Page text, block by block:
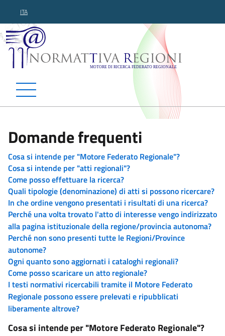
ITA
Normattiva Regioni -
Domande frequenti
Cosa si intende per "Motore Federato Regionale"?
Cosa si intende per "atti regionali"?
Come posso effettuare la ricerca?
Quali tipologie (denominazione) di atti si possono ricercare?
In che ordine vengono presentati i risultati di una ricerca?
Perché una volta trovato l'atto di interesse vengo indirizzato
alla pagina istituzionale della regione/provincia autonoma?
Perché non sono presenti tutte le Regioni/Province
autonome?
Ogni quanto sono aggiornati i cataloghi regionali?
Come posso scaricare un atto regionale?
I testi normativi ricercabili tramite il Motore Federato
Regionale possono essere prelevati e ripubblicati
liberamente altrove?
Cosa si intende per "Motore Federato Regionale"?